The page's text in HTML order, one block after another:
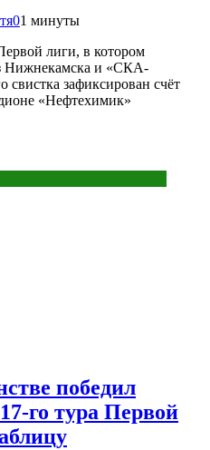
01 минуты
лиги, в котором
Нижнекамска и «СКА-
свистка зафиксирован счёт
«Нефтехимик»
победил
го тура Первой